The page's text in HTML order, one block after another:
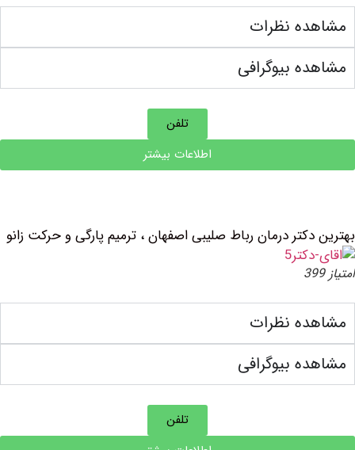
نظرات
بیوگرافی
اطلاعات بیشتر
درمان رباط صلیبی اصفهان ، ترمیم پارگی و حرکت زانو
نظرات
بیوگرافی